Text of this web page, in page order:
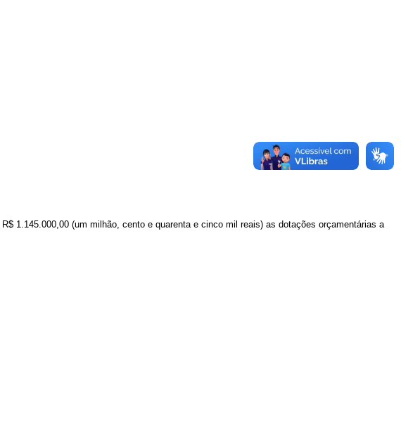
R$ 1.145.000,00 (um milhão, cento e quarenta e cinco mil reais) as dotações orçamentárias a